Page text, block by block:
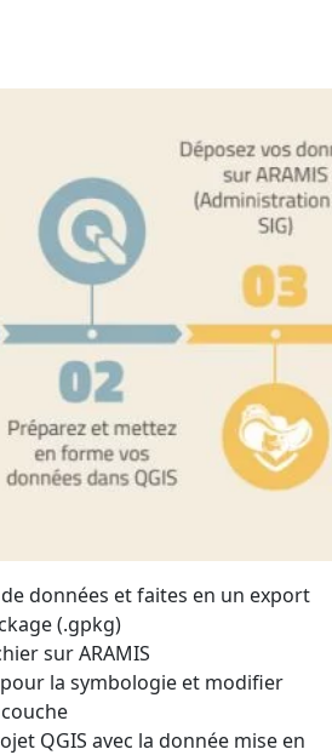
données et faites en un export
(.gpkg)
sur ARAMIS
pour la symbologie et modifier
QGIS avec la donnée mise en